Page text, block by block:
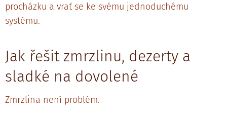
procházku a vrať se ke svému jednoduchému
systému.
Jak řešit zmrzlinu, dezerty a
sladké na dovolené
Zmrzlina není problém.